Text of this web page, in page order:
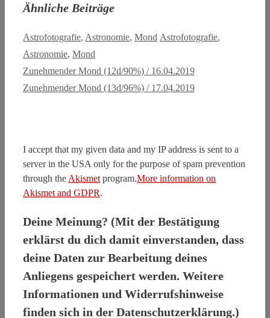
Ähnliche Beiträge
Kategorien
Astrofotografie, Astronomie, Mond Schlagwörter
Astrofotografie,
Astronomie, Mond
Zunehmender Mond (12d/90%) / 16.04.2019
Zunehmender Mond (13d/96%) / 17.04.2019
I accept that my given data and my IP address is sent to a
server in the USA only for the purpose of spam prevention
through the Akismet program.More information on
Akismet and GDPR.
Deine Meinung? (Mit der Bestätigung
erklärst du dich damit einverstanden, dass
deine Daten zur Bearbeitung deines
Anliegens gespeichert werden. Weitere
Informationen und Widerrufshinweise
finden sich in der Datenschutzerklärung.)